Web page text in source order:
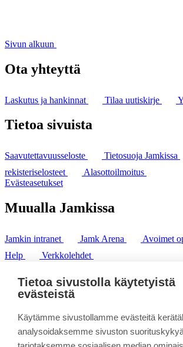
Sivun alkuun
Ota yhteyttä
Laskutus ja hankinnat Tilaa uutiskirje
Tietoa sivuista
Saavutettavuusseloste Tietosuoja Jamkissa
rekisteriselosteet
Alasottoilmoitus
Evästeasetukset
Muualla Jamkissa
Jamkin intranet Jamk Arena
Avoimet
Help
Verkkolehdet
puh. +358 20 743 8100
fax. +358 14 449 9694
Tietoa sivustolla käytetyistä
evästeistä
Käytämme sivustollamme evästeitä
analysoidaksemme sivuston